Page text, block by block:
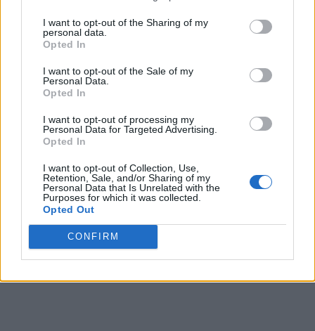
I want to opt-out of the Sharing of my
personal data.
Opted In
I want to opt-out of the Sale of my
Personal Data.
Opted In
I want to opt-out of processing my
Personal Data for Targeted Advertising.
Opted In
I want to opt-out of Collection, Use,
Retention, Sale, and/or Sharing of my
Personal Data that Is Unrelated with the
Purposes for which it was collected.
Opted Out
CONFIRM
βουλευτής της Μινεσότα, Μελίσα Χόρτμαν, και
ο σύζυγός της δολοφονήθηκαν, και ένας άλλος
τοπικός αιρετός αξιωματούχος τραυματίστηκε
σοβαρά.